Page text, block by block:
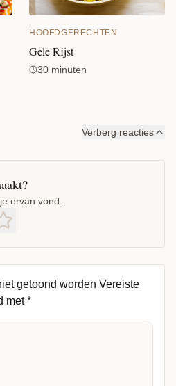
HOOFDGERECHTEN
Gele Rijst
30 minuten
Verberg reacties
ervan vond.
getoond worden Vereiste
met*